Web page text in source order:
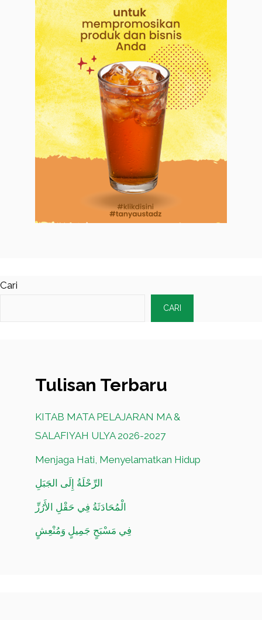
Cari
CARI
Tulisan Terbaru
KITAB MATA PELAJARAN MA &
SALAFIYAH ULYA 2026-2027
Menjaga Hati, Menyelamatkan Hidup
الرِّحْلَةُ إِلَى الجَبَلِ
الْمُحَادَثَةُ فِي حَقْلِ الأَرُزِّ
فِي مَسْبَحٍ جَمِيلٍ وَمُنْعِشٍ